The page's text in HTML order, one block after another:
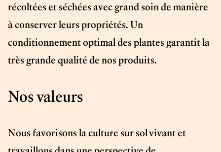
récoltées et séchées avec grand soin de manière
à conserver leurs propriétés. Un
conditionnement optimal des plantes garantit la
très grande qualité de nos produits.
Nos valeurs
Nous favorisons la culture sur sol vivant et